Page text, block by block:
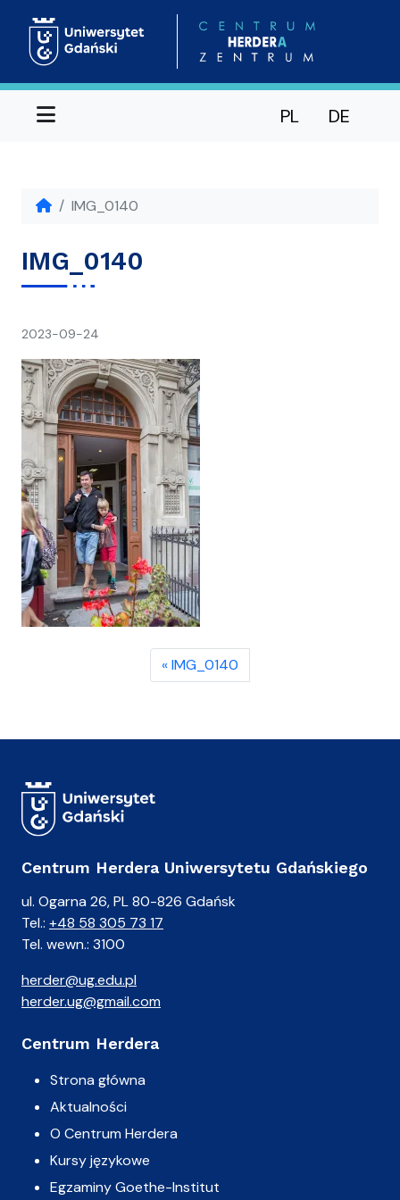
Menu PL DE
IMG_0140
IMG_0140
2023-09-24
IMG_0140
Centrum Herdera Uniwersytetu Gdańskiego
ul. Ogarna 26, PL 80-826 Gdańsk
Tel.: +48 58 305 73 17
Tel. wewn.: 3100
herder@ug.edu.pl
herder.ug@gmail.com
Centrum Herdera
Strona główna
Aktualności
O Centrum Herdera
Kursy językowe
Egzaminy Goethe-Institut